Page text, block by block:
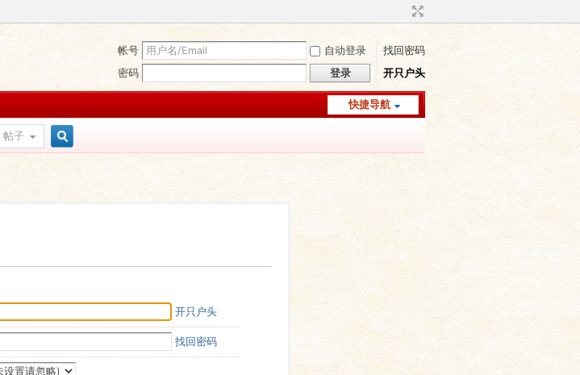
帐号 自动登录
找回密码
密码
登录 开只户头
快捷导航
帖子
开只户头
找回密码